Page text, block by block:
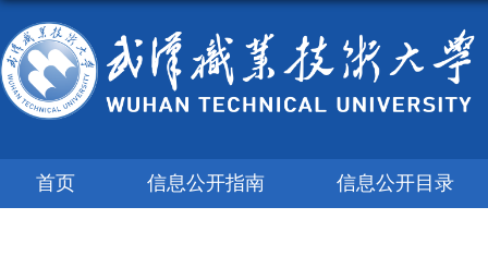
首页 信息公开指南 信息公开目录